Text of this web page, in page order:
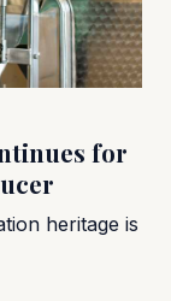
for
heritage is